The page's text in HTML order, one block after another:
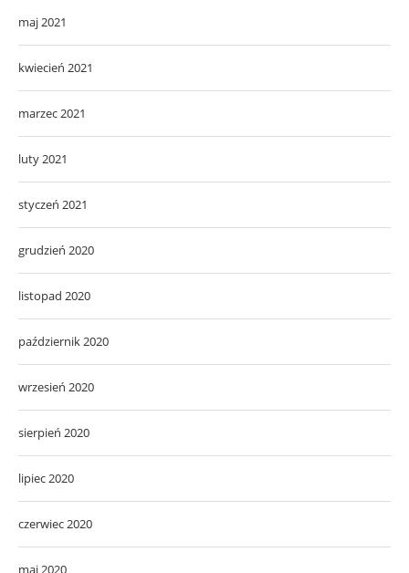
maj 2021
kwiecień 2021
marzec 2021
luty 2021
styczeń 2021
grudzień 2020
listopad 2020
październik 2020
wrzesień 2020
sierpień 2020
lipiec 2020
czerwiec 2020
maj 2020